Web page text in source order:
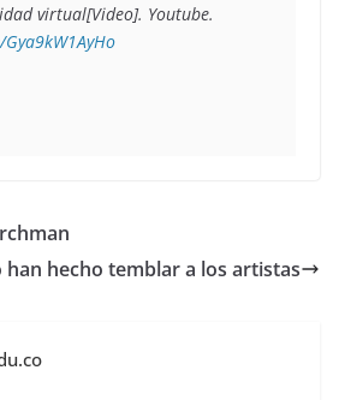
virtual
han hecho temblar a los artistas